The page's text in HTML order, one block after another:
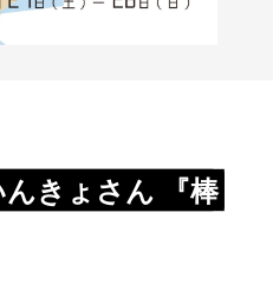
きょさん 『棒